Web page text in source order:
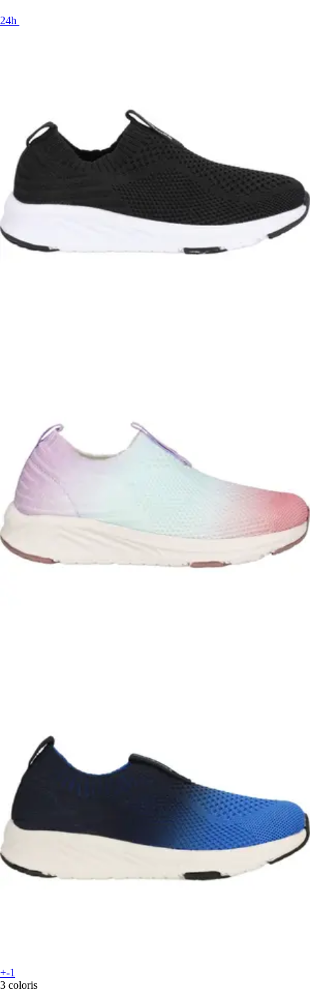
24h
+-1
3 coloris